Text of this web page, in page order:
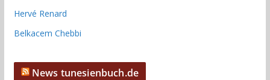
Hervé Renard
Belkacem Chebbi
News tunesienbuch.de